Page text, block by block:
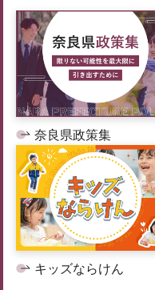
奈良県政策集
キッズならけん